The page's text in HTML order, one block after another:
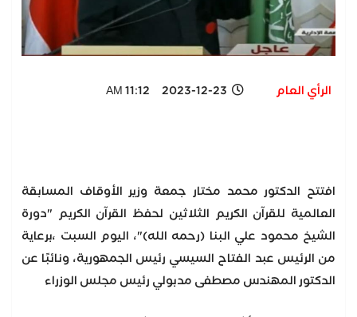
الرأي العام 2023-12-23 11:12 AM
افتتح الدكتور محمد مختار جمعة وزير الأوقاف المسابقة
العالمية للقرآن الكريم الثلاثين لحفظ القرآن الكريم "دورة
الشيخ محمود علي البنا (رحمه الله)"، اليوم السبت ،برعاية
من الرئيس عبد الفتاح السيسي رئيس الجمهورية، ونائبًا عن
الدكتور المهندس مصطفى مدبولي رئيس مجلس الوزراء